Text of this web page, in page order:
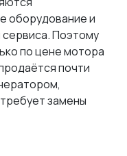
оборудование и
Поэтому
по цене мотора
почти
замены